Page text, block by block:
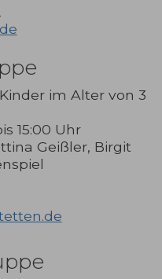
im Alter von 3
15:00 Uhr
Geißler, Birgit